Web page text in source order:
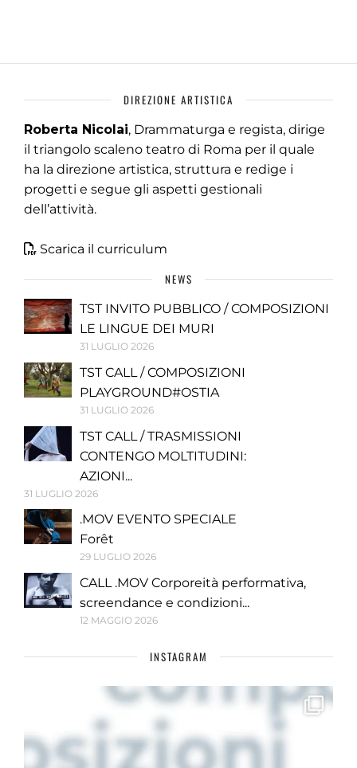
DIREZIONE ARTISTICA
Roberta Nicolai, Drammaturga e regista, dirige
il triangolo scaleno teatro di Roma per il quale
ha la direzione artistica, struttura e redige i
progetti e segue gli aspetti gestionali
dell’attività.
Scarica il curriculum
NEWS
TST INVITO PUBBLICO / COMPOSIZIONI
LE LINGUE DEI MURI
31 LUGLIO 2026
TST CALL / COMPOSIZIONI
PLAYGROUND#OSTIA
31 LUGLIO 2026
TST CALL / TRASMISSIONI
CONTENGO MOLTITUDINI:
AZIONI...
31 LUGLIO 2026
.MOV EVENTO SPECIALE
Forêt
29 LUGLIO 2026
CALL .MOV Corporeità performativa,
screendance e condizioni...
12 MAGGIO 2026
INSTAGRAM